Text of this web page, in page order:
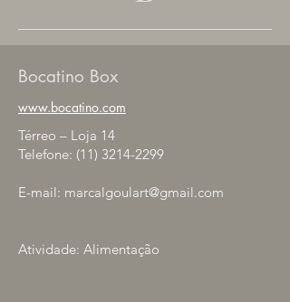
Bocatino Box
www.bocatino.com
Térreo – Loja 14
Telefone: (11) 3214-2299
E-mail: marcalgoulart@gmail.com
Atividade: Alimentação